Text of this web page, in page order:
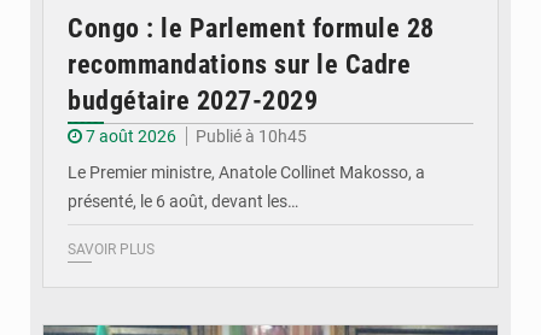
Congo : le Parlement formule 28
recommandations sur le Cadre
budgétaire 2027-2029
7 août 2026
Publié à 10h45
Le Premier ministre, Anatole Collinet Makosso, a
présenté, le 6 août, devant les…
SAVOIR PLUS